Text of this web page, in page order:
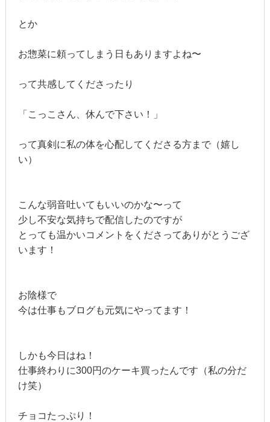
とか
お惣菜に頼ってしまう日もありますよね〜
って共感してくださったり
「こっこさん、休んで下さい！」
って真剣に私の体を心配してくださる方まで（嬉し
い）
こんな弱音吐いてもいいのかな〜って
少し不安な気持ちで配信したのですが
とっても温かいコメントをくださってありがとうござ
います！
お陰様で
今は仕事もブログも元気にやってます！
しかも今日はね！
仕事終わりに300円のケーキ買ったんです（私の分だ
け笑）
チョコたっぷり！